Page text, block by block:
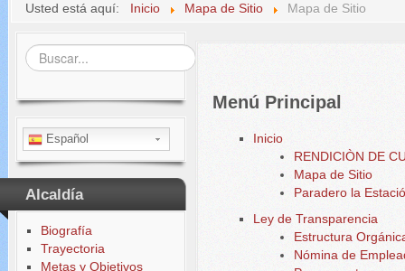
Usted está aquí: Inicio Mapa de Sitio Mapa de Sitio
Buscar...
Español
Alcaldía
Biografía
Trayectoria
Metas y Objetivos
Menú Principal
Inicio
RENDICIÒN DE
Mapa de Sitio
Paradero la
Ley de Transparencia
Estructura
Nómina de